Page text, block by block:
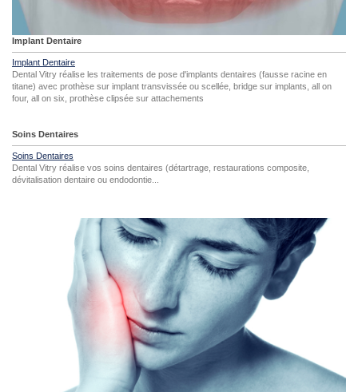
Implant Dentaire
Implant Dentaire
Dental Vitry réalise les traitements de pose d'implants dentaires (fausse racine en
titane) avec prothèse sur implant transvissée ou scellée, bridge sur implants, all on
four, all on six, prothèse clipsée sur attachements
Soins Dentaires
Soins Dentaires
Dental Vitry réalise vos soins dentaires (détartrage, restaurations composite,
dévitalisation dentaire ou endodontie...